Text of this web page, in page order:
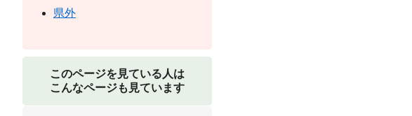
県外
このページを見ている人は
こんなページも見ています